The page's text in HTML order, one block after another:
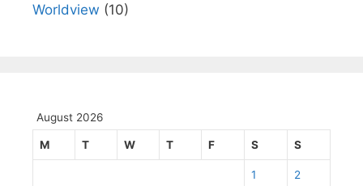
Worldview (10)
August 2026
M T W T F S S
1 2